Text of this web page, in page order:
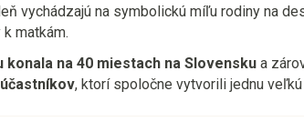
vychádzajú na symbolickú míľu rodiny na
matkám.
konala na 40 miestach na Slovensku a
, ktorí spoločne vytvorili jednu